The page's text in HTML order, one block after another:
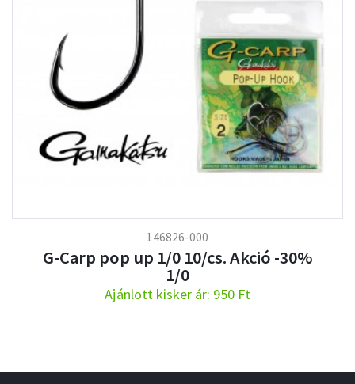
146826-000
G-Carp pop up 1/0 10/cs. Akció -30%
1/0
Ajánlott kisker ár: 950 Ft